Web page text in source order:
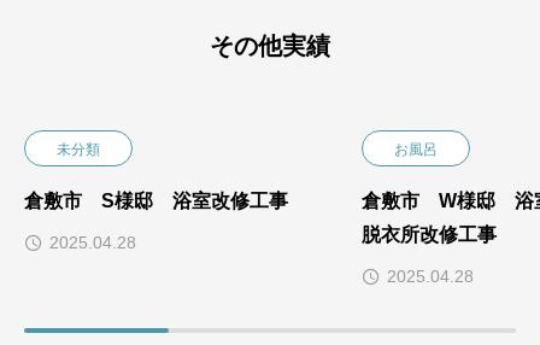
その他実績
未分類
倉敷市 S様邸 浴室改修工事
2025.04.28
お風呂
倉敷市 W様邸 浴
脱衣所改修工事
2025.04.28